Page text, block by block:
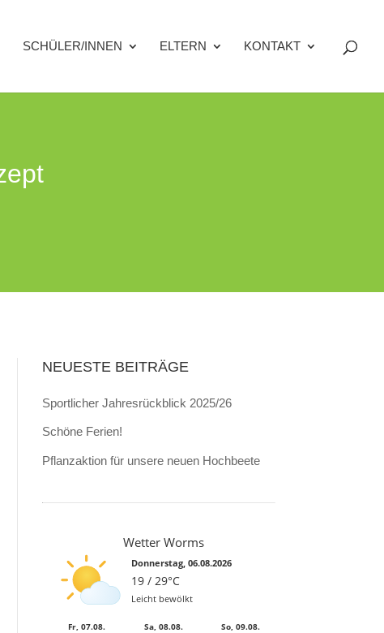
SCHÜLER/INNEN ELTERN KONTAKT
NEUESTE BEITRÄGE
Sportlicher Jahresrückblick 2025/26
Schöne Ferien!
Pflanzaktion für unsere neuen Hochbeete
Wetter Worms
Donnerstag, 06.08.2026
19 / 29°C
Leicht bewölkt
Fr, 07.08. Sa, 08.08. So, 09.08.